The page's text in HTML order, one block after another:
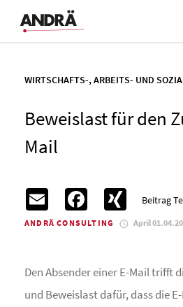
WIRTSCHAFTS-, ARBEITS- UND
Beweislast für den
Mail
Beitrag
Email Facebook XING
ANDRÄ CONSULTING April
Den Absender einer E-Mail trifft
und Beweislast dafür, dass die